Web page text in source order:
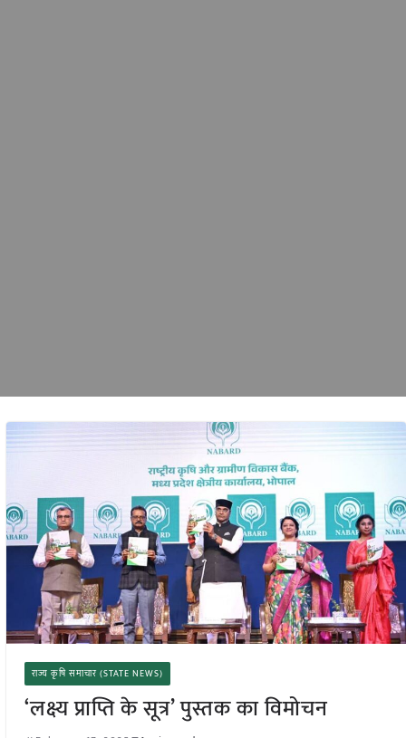
राज्य कृषि समाचार (STATE NEWS)
‘लक्ष्य प्राप्ति के सूत्र’ पुस्तक का विमोचन